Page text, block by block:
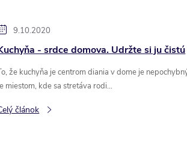
9.10.2020
- srdce domova. Udržte si ju čistú
že kuchyňa je centrom diania v dome je
miestom, kde sa stretáva rodi...
článok